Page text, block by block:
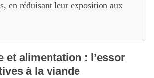
en réduisant leur exposition aux
et alimentation : l’essor
à la viande